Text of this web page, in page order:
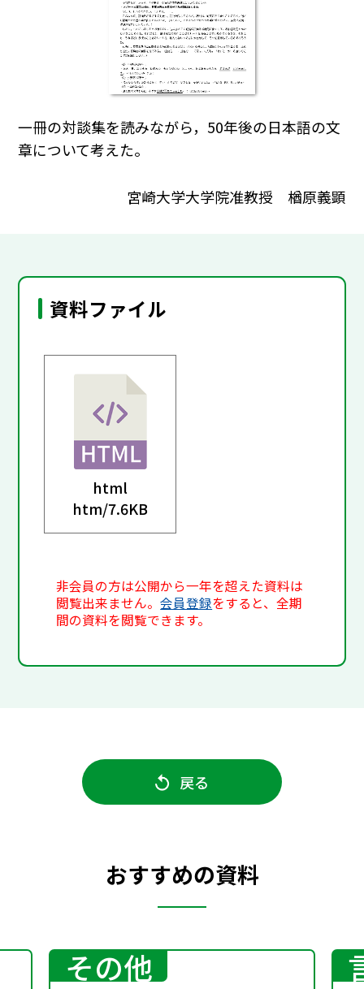
一冊の対談集を読みながら，50年後の日本語の文
章について考えた。
宮崎大学大学院准教授 楢原義顕
資料ファイル
html
htm/7.6KB
非会員の方は公開から一年を超えた資料は
閲覧出来ません。会員登録をすると、全期
間の資料を閲覧できます。
戻る
おすすめの資料
その他